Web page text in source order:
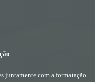
juntamente com a formatação